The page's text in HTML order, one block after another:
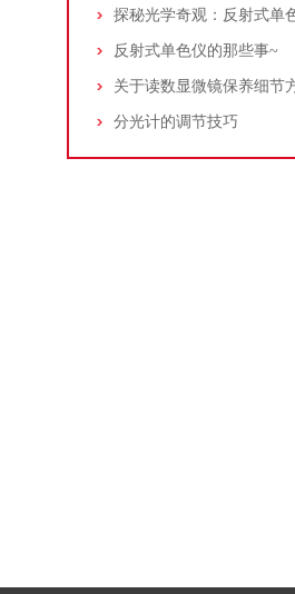
反射式单色仪的那些事~
分光计的调节技巧